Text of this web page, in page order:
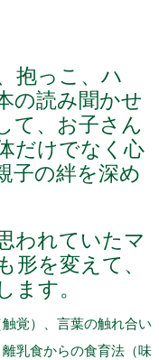
抱っこ、ハ
の読み聞かせ
て、お子さん
だけでなく心
子の絆を深め
われていたマ
形を変えて、
す。
覚）、言葉の触れ合い
乳食からの食育法（味